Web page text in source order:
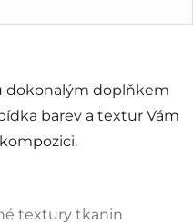
dokonalým doplňkem
barev a textur Vám
textury tkanin